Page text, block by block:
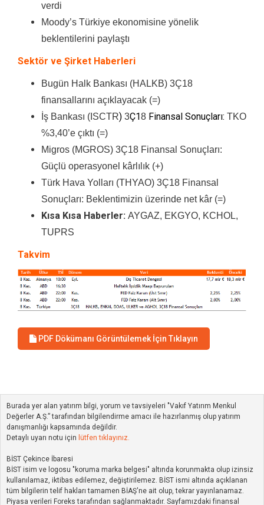
verdi
Moody’s Türkiye ekonomisine yönelik
beklentilerini paylaştı
Sektör ve Şirket Haberleri
Bugün Halk Bankası (HALKB) 3Ç18
finansallarını açıklayacak (=)
İş Bankası (ISCTR) 3Ç18 Finansal Sonuçları: TKO
%3,40’e çıktı (=)
Migros (MGROS) 3Ç18 Finansal Sonuçları:
Güçlü operasyonel kârlılık (+)
Türk Hava Yolları (THYAO) 3Ç18 Finansal
Sonuçları: Beklentimizin üzerinde net kâr (=)
Kısa Kısa Haberler: AYGAZ, EKGYO, KCHOL,
TUPRS
Takvim
PDF Dökümanı Görüntülemek İçin Tıklayın
Burada yer alan yatırım bilgi, yorum ve tavsiyeleri "Vakıf Yatırım Menkul
Değerler A.Ş.” tarafından bilgilendirme amacı ile hazırlanmış olup yatırım
danışmanlığı kapsamında değildir.
Detaylı uyarı notu için lütfen tıklayınız.
BİST Çekince İbaresi
BİST isim ve logosu "koruma marka belgesi" altında korunmakta olup izinsiz
kullanılamaz, iktibas edilemez, değiştirilemez. BİST ismi altında açıklanan
tüm bilgilerin telif hakları tamamen BİAŞ'ne ait olup, tekrar yayınlanamaz.
Piyasa verileri Foreks tarafından sağlanmaktadır. Sayfamızdaki finansal